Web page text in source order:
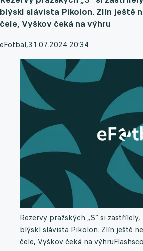
blýskl slávista Pikolon. Zlín ještě
čele, Vyškov čeká na výhru
eFotbal,31.07.2024 20:34
Rezervy pražských „S“ si
blýskl slávista Pikolon. Zlín ještě
čele, Vyškov čeká na výhru